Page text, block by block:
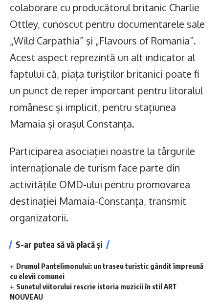
colaborare cu producătorul britanic Charlie
Ottley, cunoscut pentru documentarele sale
„Wild Carpathia” şi „Flavours of Romania”.
Acest aspect reprezintă un alt indicator al
faptului că, piața turiștilor britanici poate fi
un punct de reper important pentru litoralul
românesc și implicit, pentru stațiunea
Mamaia și orașul Constanța.
Participarea asociației noastre la târgurile
internaționale de turism face parte din
activitățile OMD-ului pentru promovarea
destinației Mamaia-Constanța, transmit
organizatorii.
S-ar putea să vă placă și
Drumul Pantelimonului: un traseu turistic gândit împreună
cu elevii comunei
Sunetul viitorului rescrie istoria muzicii în stil ART
NOUVEAU